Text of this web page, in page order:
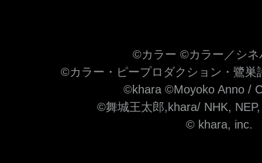
©カラー ©カラー／シネ
©カラー・ピープロダクション・鷺巣
©khara ©Moyoko Anno /
©舞城王太郎,khara/ NHK,
© khara, inc.